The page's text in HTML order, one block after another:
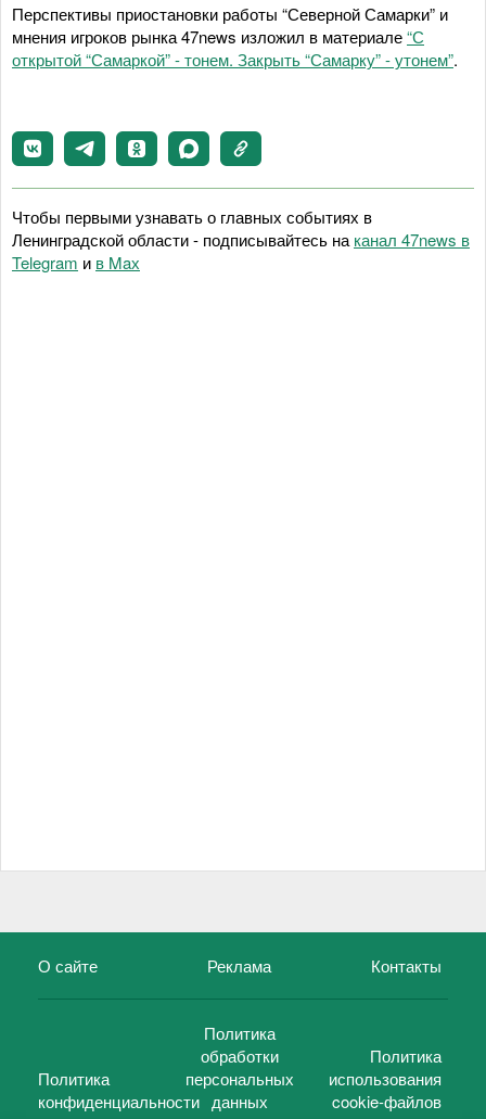
Перспективы приостановки работы “Северной Самарки” и
мнения игроков рынка 47news изложил в материале“С
открытой “Самаркой” - тонем. Закрыть “Самарку” - утонем”.
Чтобы первыми узнавать о главных событиях в
Ленинградской области - подписывайтесь на канал 47news в
Telegram и в Maх
О сайте Реклама Контакты
Политика
конфиденциальности
Политика
обработки
персональных
данных
Политика
использования
cookie-файлов